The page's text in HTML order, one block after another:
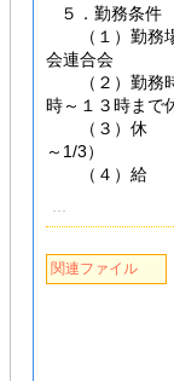
５．勤務条件
（１）勤務場
会連合会
（２）勤務時
時～１３時まで
（３）休 日
～1/3）
（４）給 与
関連ファイル